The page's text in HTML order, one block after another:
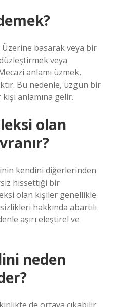
basarak veya bir
veya
anlamı üzmek,
Bu nedenle, üzgün bir
anlamına gelir.
olan
kendini diğerlerinden
hissettiği bir
olan kişiler genellikle
hakkında abartılı
aşırı eleştirel ve
neden